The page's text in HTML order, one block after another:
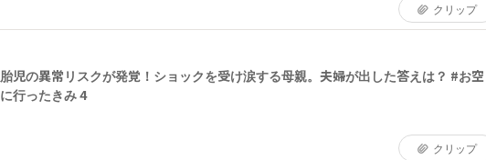
クリップ
胎児の異常リスクが発覚！ショックを受け涙する母親。夫婦が出した答えは？ #お空
に行ったきみ 4
クリップ